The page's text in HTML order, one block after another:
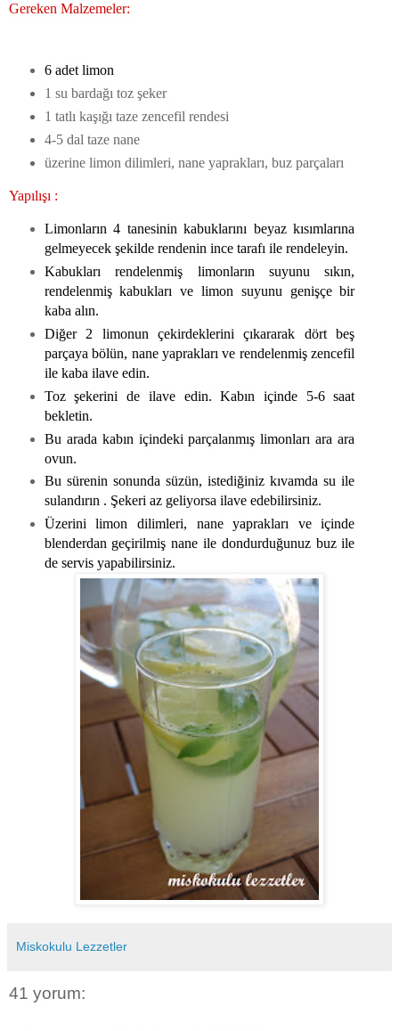
Gereken Malzemeler:
6 adet limon
1 su bardağı toz şeker
1 tatlı kaşığı taze zencefil rendesi
4-5 dal taze nane
üzerine limon dilimleri, nane yaprakları, buz parçaları
Yapılışı :
Limonların 4 tanesinin kabuklarını beyaz kısımlarına
gelmeyecek şekilde rendenin ince tarafı ile rendeleyin.
Kabukları rendelenmiş limonların suyunu sıkın,
rendelenmiş kabukları ve limon suyunu genişçe bir
kaba alın.
Diğer 2 limonun çekirdeklerini çıkararak dört beş
parçaya bölün, nane yaprakları ve rendelenmiş zencefil
ile kaba ilave edin.
Toz şekerini de ilave edin. Kabın içinde 5-6 saat
bekletin.
Bu arada kabın içindeki parçalanmış limonları ara ara
ovun.
Bu sürenin sonunda süzün, istediğiniz kıvamda su ile
sulandırın . Şekeri az geliyorsa ilave edebilirsiniz.
Üzerini limon dilimleri, nane yaprakları ve içinde
blenderdan geçirilmiş nane ile dondurduğunuz buz ile
de servis yapabilirsiniz.
Miskokulu Lezzetler
41 yorum: